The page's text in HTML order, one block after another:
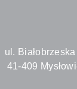
ul. Białobrzeska
41-409